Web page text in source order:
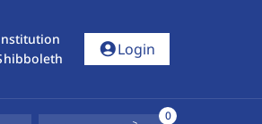
account_circleLogin
0